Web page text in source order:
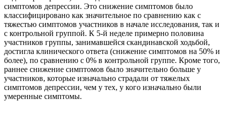
симптомов депрессии. Это снижение симптомов было
классифицировано как значительное по сравнению как с
тяжестью симптомов участников в начале исследования, так и
с контрольной группой. К 5-й неделе примерно половина
участников группы, занимавшейся скандинавской ходьбой,
достигла клинического ответа (снижение симптомов на 50% и
более), по сравнению с 0% в контрольной группе. Кроме того,
раннее снижение симптомов было значительно больше у
участников, которые изначально страдали от тяжелых
симптомов депрессии, чем у тех, у кого изначально были
умеренные симптомы.